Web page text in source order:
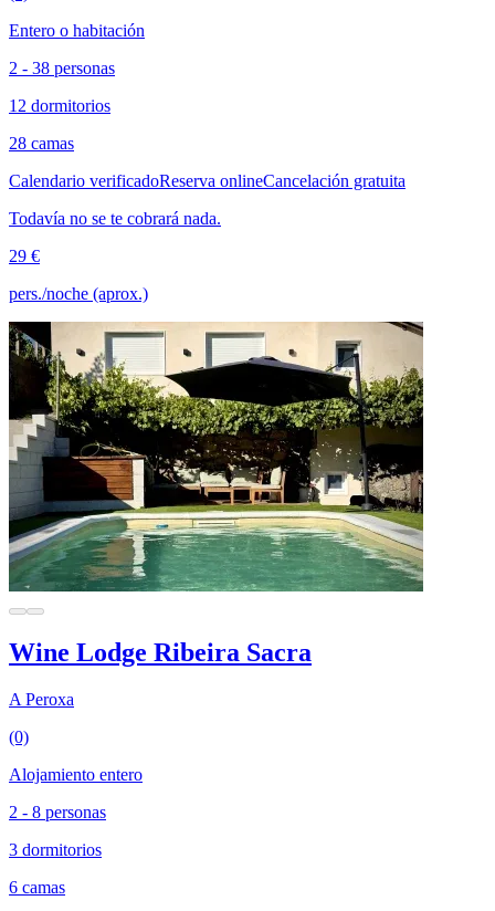
Entero o habitación
2 - 38 personas
12 dormitorios
28 camas
Calendario verificadoReserva onlineCancelación gratuita
Todavía no se te cobrará nada.
29 €
pers./noche (aprox.)
Wine Lodge Ribeira Sacra
A Peroxa
(0)
Alojamiento entero
2 - 8 personas
3 dormitorios
6 camas